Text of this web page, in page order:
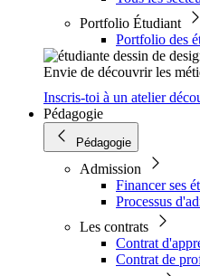
Portfolio Étudiant
Portfolio des
Envie de découvrir les
Inscris-toi à un atelier
Pédagogie
Pédagogie
Admission
Financer ses
Processus
Les contrats
Contrat
Contrat de